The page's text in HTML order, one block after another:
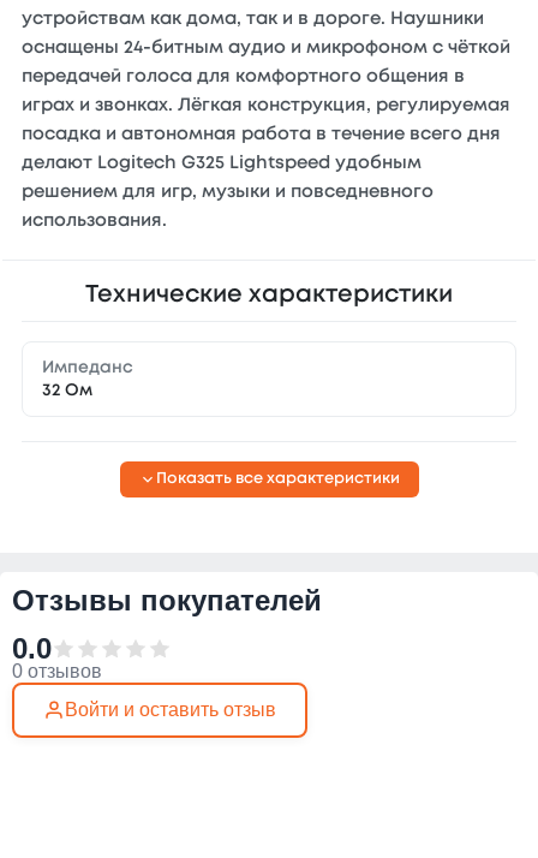
устройствам как дома, так и в дороге. Наушники
оснащены 24-битным аудио и микрофоном с чёткой
передачей голоса для комфортного общения в
играх и звонках. Лёгкая конструкция, регулируемая
посадка и автономная работа в течение всего дня
делают Logitech G325 Lightspeed удобным
решением для игр, музыки и повседневного
использования.
Технические характеристики
Импеданс
32 Ом
Показать все характеристики
Отзывы покупателей
0.0
0 отзывов
Войти и оставить отзыв